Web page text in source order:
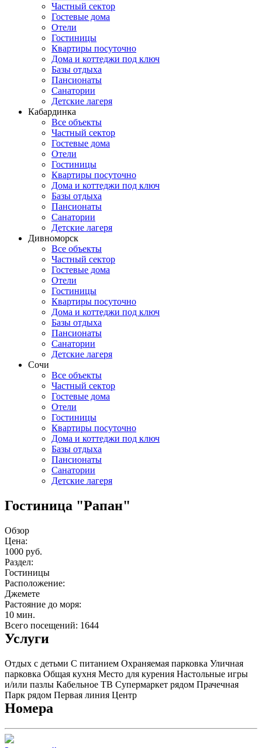
Частный сектор
Гостевые дома
Отели
Гостиницы
Квартиры посуточно
Дома и коттеджи под ключ
Базы отдыха
Пансионаты
Санатории
Детские лагеря
Кабардинка
Все объекты
Частный сектор
Гостевые дома
Отели
Гостиницы
Квартиры посуточно
Дома и коттеджи под ключ
Базы отдыха
Пансионаты
Санатории
Детские лагеря
Дивноморск
Все объекты
Частный сектор
Гостевые дома
Отели
Гостиницы
Квартиры посуточно
Дома и коттеджи под ключ
Базы отдыха
Пансионаты
Санатории
Детские лагеря
Сочи
Все объекты
Частный сектор
Гостевые дома
Отели
Гостиницы
Квартиры посуточно
Дома и коттеджи под ключ
Базы отдыха
Пансионаты
Санатории
Детские лагеря
Гостиница "Рапан"
Обзор
Цена:
1000 руб.
Раздел:
Гостиницы
Расположение:
Джемете
Растояние до моря:
10 мин.
Всего посещений: 1644
Услуги
Отдых с детьми С питанием Охраняемая парковка Уличная
парковка Общая кухня Место для курения Настольные игры
и/или пазлы Кабельное ТВ Супермаркет рядом Прачечная
Парк рядом Первая линия Центр
Номера